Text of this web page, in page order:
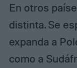
En otros
distinta. Se
expanda a
como a